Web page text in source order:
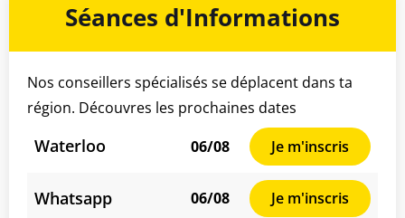
Séances d'Informations
Nos conseillers spécialisés se déplacent dans ta
région. Découvres les prochaines dates
Waterloo 06/08 Je m'inscris
Whatsapp 06/08 Je m'inscris